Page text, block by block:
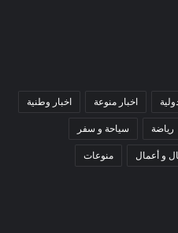
اخبار منوعة اخبار وطنية
رياضة سياحة و سفر
و أعمال منوعات